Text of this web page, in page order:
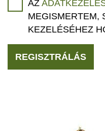
AZ
MEGISMERTEM,
KEZELÉSÉHEZ
REGISZTRÁLÁS